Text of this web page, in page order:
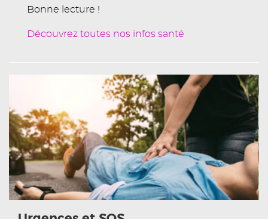
Bonne lecture !
Découvrez toutes nos infos santé